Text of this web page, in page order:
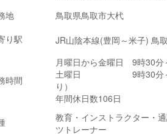
地
鳥取県鳥取市大杙
り駅
JR山陰本線(豊岡～米子) 鳥
時間
月曜日から金曜日 9時30分
土曜日 9時30分～13
り）
年間休日数106日
教育・インストラクター・
ツトレーナー